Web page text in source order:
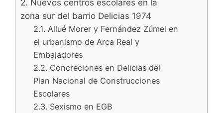
zona sur del barrio Delicias 1974
2.1. Allué Morer y Fernández Zúmel en
el urbanismo de Arca Real y
Embajadores
2.2. Concreciones en Delicias del
Plan Nacional de Construcciones
Escolares
2.3. Sexismo en EGB